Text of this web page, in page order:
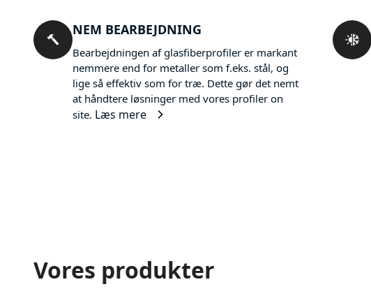
NEM BEARBEJDNING
Bearbejdningen af glasfiberprofiler er markant
nemmere end for metaller som f.eks. stål, og
lige så effektiv som for træ. Dette gør det nemt
at håndtere løsninger med vores profiler on
site. Læs mere
Vores produkter